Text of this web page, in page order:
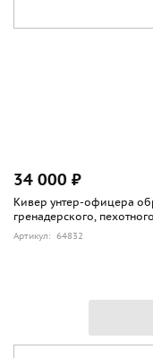
34 000 ₽
Кивер унтер-офицера
гренадерского,
Артикул: 64832